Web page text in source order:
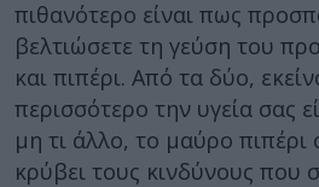
πιθανότερο είναι πως
βελτιώσετε τη γεύση του
και πιπέρι. Από τα δύο,
περισσότερο την υγεία σας
μη τι άλλο, το μαύρο πιπέρι
κρύβει τους κινδύνους που